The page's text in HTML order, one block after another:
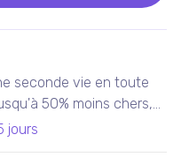
seconde vie en toute
50% moins chers,
dans nos ateliers
jours